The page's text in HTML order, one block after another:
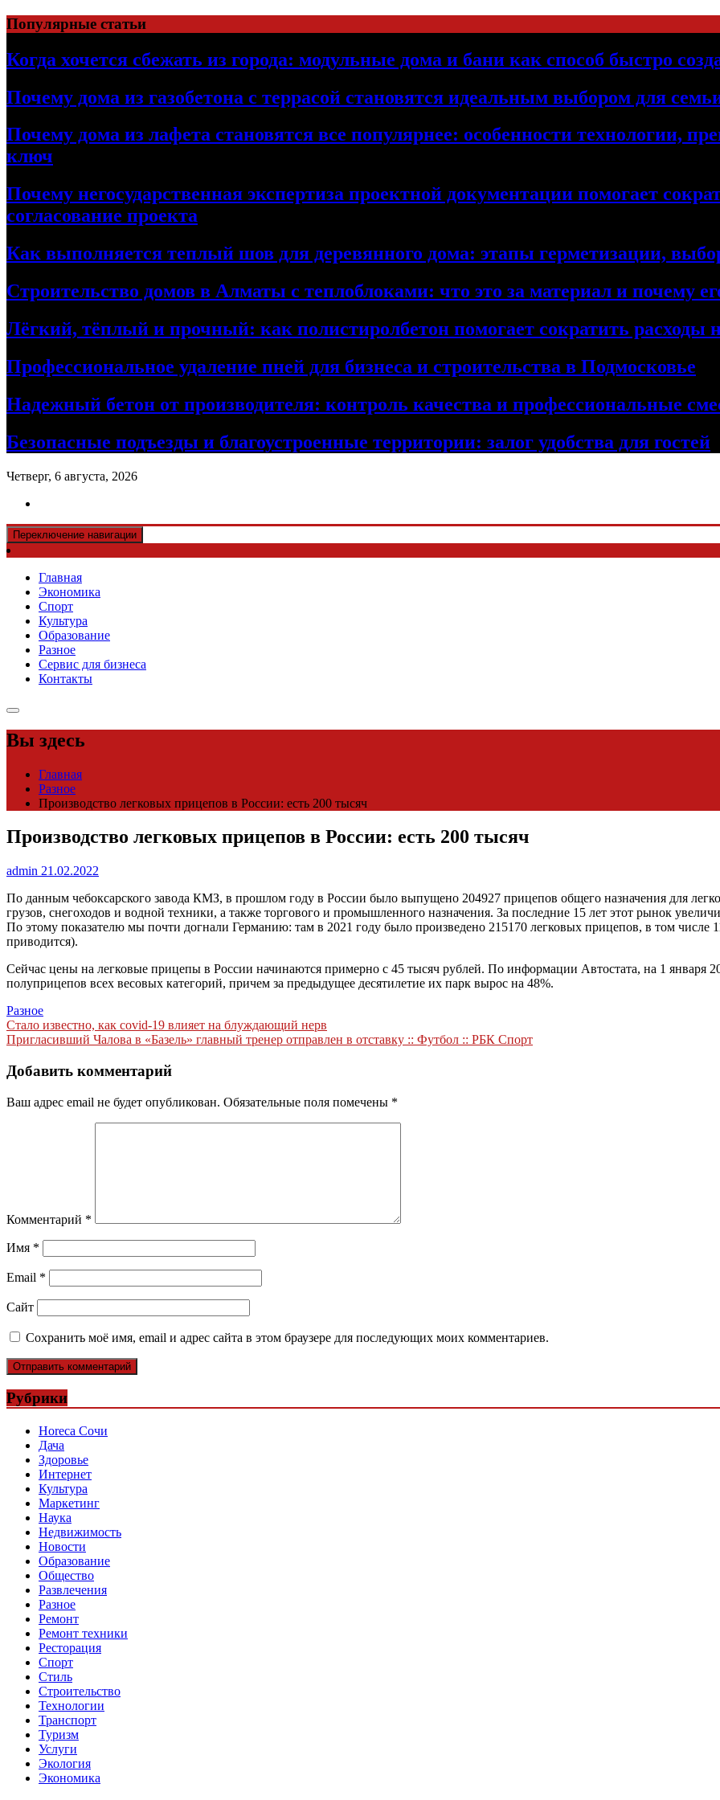
Перейти
к
содержимому
Популярные статьи
Когда хочется сбежать из города: модульные дома и бани как способ быстро
Почему дома из газобетона с террасой становятся идеальным выбором для
Почему дома из лафета становятся все популярнее: особенности технологии,
ключ
Почему негосударственная экспертиза проектной документации помогает
согласование проекта
Как выполняется теплый шов для деревянного дома: этапы герметизации,
Строительство домов в Алматы с теплоблоками: что это за материал и почему
Лёгкий, тёплый и прочный: как полистиролбетон помогает сократить расходы
Профессиональное удаление пней для бизнеса и строительства в Подмосковье
Надежный бетон от производителя: контроль качества и профессиональные
Безопасные подъезды и благоустроенные территории: залог удобства для гостей
Четверг, 6 августа, 2026
Переключение навигации
Главная
Экономика
Спорт
Культура
Образование
Разное
Сервис для бизнеса
Контакты
Вы здесь
Главная
Разное
Производство легковых прицепов в России: есть 200 тысяч
Производство легковых прицепов в России: есть 200 тысяч
admin 21.02.2022
По данным чебоксарского завода КМЗ, в прошлом году в России было выпущено 204927 прицепов общего назначения для
грузов, снегоходов и водной техники, а также торгового и промышленного назначения. За последние 15 лет этот рынок
По этому показателю мы почти догнали Германию: там в 2021 году было произведено 215170 легковых прицепов, в том числе
приводится).
Сейчас цены на легковые прицепы в России начинаются примерно с 45 тысяч рублей. По информации Автостата, на 1 января
полуприцепов всех весовых категорий, причем за предыдущее десятилетие их парк вырос на 48%.
Разное
Навигация
по
записям
Стало известно, как сovid-19 влияет на блуждающий нерв
Пригласивший Чалова в «Базель» главный тренер отправлен в отставку :: Футбол :: РБК Спорт
Добавить комментарий
Ваш адрес email не будет опубликован. Обязательные поля помечены *
Комментарий *
Имя *
Email *
Сайт
Сохранить моё имя, email и адрес сайта в этом браузере для последующих моих комментариев.
Рубрики
Horeca Сочи
Дача
Здоровье
Интернет
Культура
Маркетинг
Наука
Недвижимость
Новости
Образование
Общество
Развлечения
Разное
Ремонт
Ремонт техники
Ресторация
Спорт
Стиль
Строительство
Технологии
Транспорт
Туризм
Услуги
Экология
Экономика